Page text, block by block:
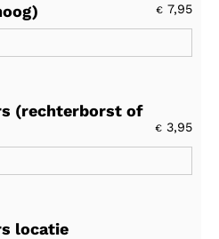
€ 7,95
(rechterborst of
€ 3,95
locatie